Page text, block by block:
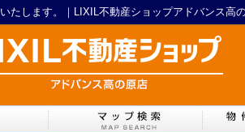
たします。｜LIXIL不動産ショップアドバンス高